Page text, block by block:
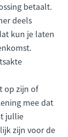
betaalt.
deels
kun je laten
op zijn of
mee dat
jullie
zijn voor de